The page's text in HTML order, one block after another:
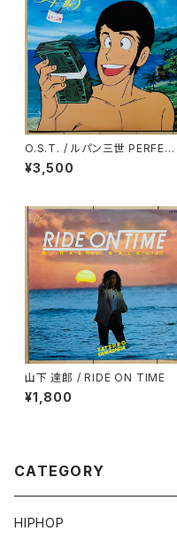
O.S.T. / ルパン三世 PERFECT
COLLECTION
¥3,500
山下 達郎 / RIDE ON TIME
¥1,800
CATEGORY
HIPHOP